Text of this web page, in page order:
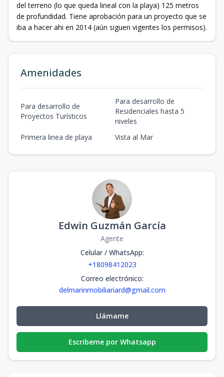
del terreno (lo que queda lineal con la playa) 125 metros
de profundidad. Tiene aprobación para un proyecto que se
iba a hacer ahi en 2014 (aún siguen vigentes los permisos).
Amenidades
Para desarrollo de
Proyectos Turísticos
Para desarrollo de
Residenciales hasta 5
niveles
Primera linea de playa
Vista al Mar
Edwin Guzmán García
Agente
Celular / WhatsApp:
+18098412023
Correo electrónico:
delmarinmobiliariard@gmail.com
Llámame
Escribeme por Whatsapp